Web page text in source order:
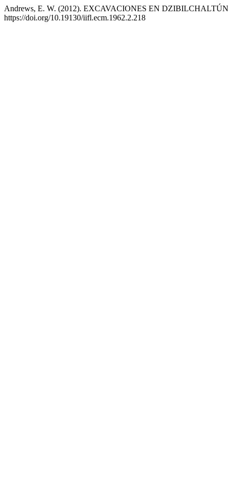
Andrews, E. W. (2012). EXCAVACIONES EN
https://doi.org/10.19130/iifl.ecm.1962.2.218